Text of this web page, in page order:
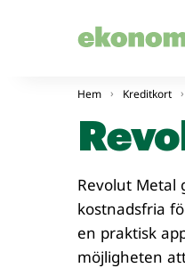
Hem Kreditkort
Revolut Metal
kostnadsfria
en praktisk
möjligheten